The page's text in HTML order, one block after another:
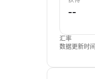
汇率
数据更新时间